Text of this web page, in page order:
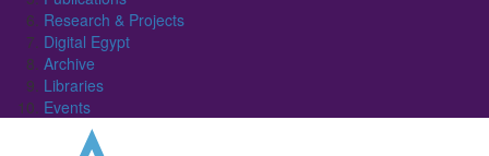
Research & Projects
Digital Egypt
Archive
Libraries
Events